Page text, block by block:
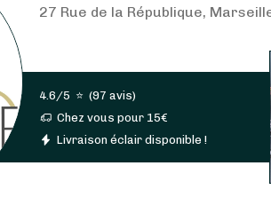
27 Rue de la République,
4.6/5 ⭐ (97 avis)
Chez vous pour 15€
Livraison éclair disponible !